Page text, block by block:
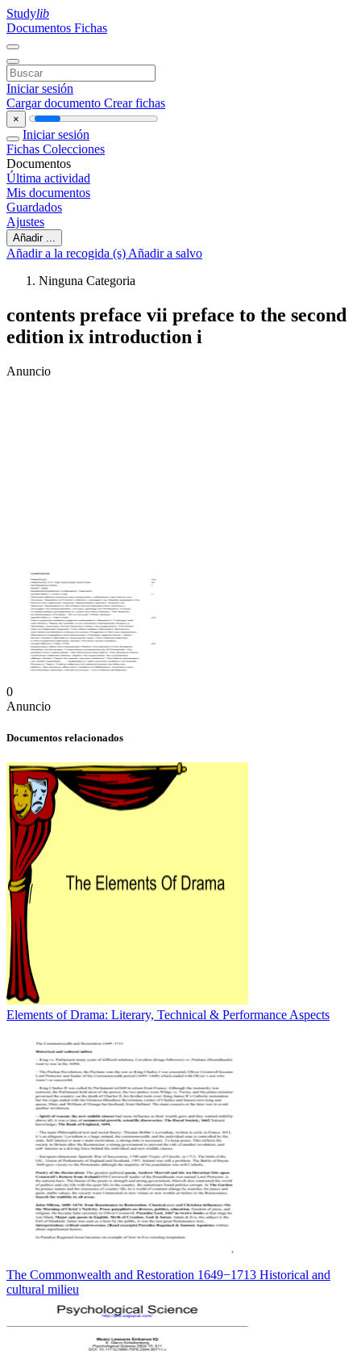
Studylib
Documentos Fichas
Iniciar sesión
Cargar documento Crear fichas
×
Iniciar sesión
Fichas Colecciones
Documentos
Última actividad
Mis documentos
Guardados
Ajustes
Añadir ...
Añadir a la recogida (s) Añadir a salvo
Ninguna Categoria
contents preface vii preface to the second
edition ix introduction i
Anuncio
0
Anuncio
Documentos relacionados
Elements of Drama: Literary, Technical & Performance Aspects
The Commonwealth and Restoration 1649−1713 Historical and
cultural milieu